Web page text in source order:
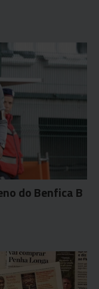
do Benfica B